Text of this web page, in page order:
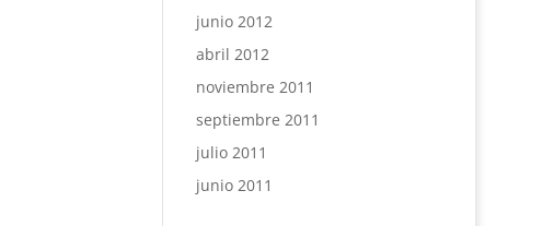
junio 2012
abril 2012
noviembre 2011
septiembre 2011
julio 2011
junio 2011